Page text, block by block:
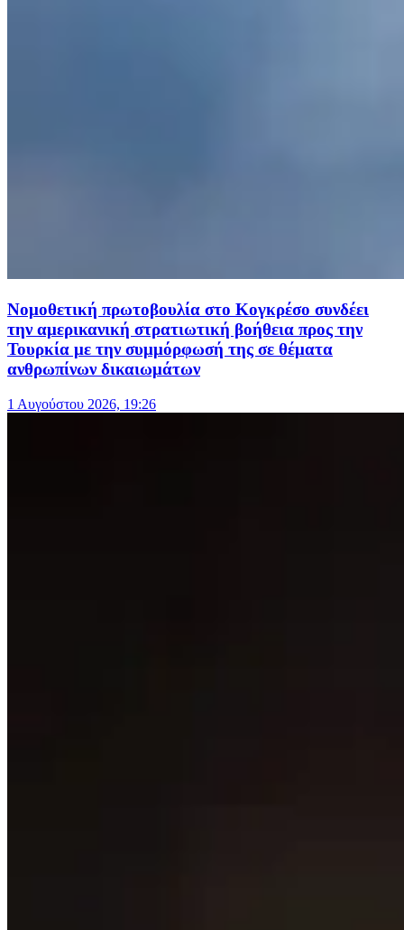
Νομοθετική πρωτοβουλία στο Κογκρέσο συνδέει
την αμερικανική στρατιωτική βοήθεια προς την
Τουρκία με την συμμόρφωσή της σε θέματα
ανθρωπίνων δικαιωμάτων
1 Αυγούστου 2026, 19:26